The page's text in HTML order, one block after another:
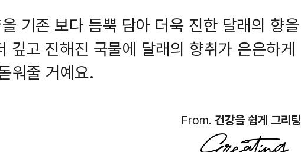
기존 보다 듬뿍 담아 더욱 진한 달래의 향을
깊고 진해진 국물에 달래의 향취가 은은하게
워줄 거예요.
From. 건강을 쉽게 그리팅